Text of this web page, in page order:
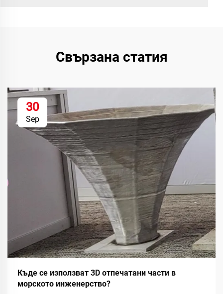
Свързана статия
30
Sep
Къде се използват 3D отпечатани части в
морското инженерство?